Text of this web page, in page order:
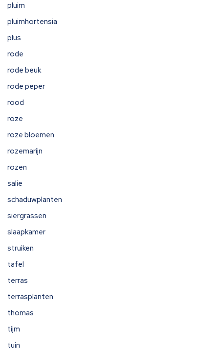
pluim
pluimhortensia
plus
rode
rode beuk
rode peper
rood
roze
roze bloemen
rozemarijn
rozen
salie
schaduwplanten
siergrassen
slaapkamer
struiken
tafel
terras
terrasplanten
thomas
tijm
tuin